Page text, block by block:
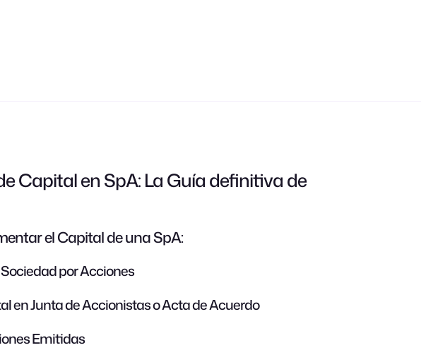
Capital en SpA: La Guía definitiva de
el Capital de una SpA:
por Acciones
en Junta de Accionistas o Acta de Acuerdo
Emitidas